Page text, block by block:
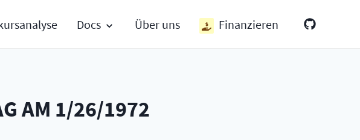
Docs Über uns Finanzieren
AM 1/26/1972